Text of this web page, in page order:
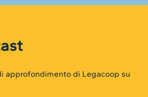
approfondimento di Legacoop su